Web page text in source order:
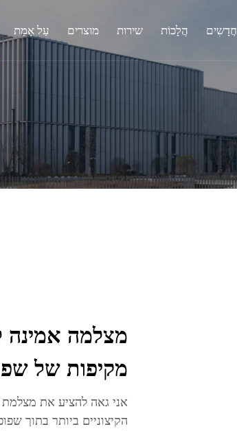
עַל אָמַת מוצרים שירות הֲלָכוֹת חֲדָשִים
מצלמה אמינה
מקיפות של
אני גאה להציע את
הקיצוניים ביותר בתוך